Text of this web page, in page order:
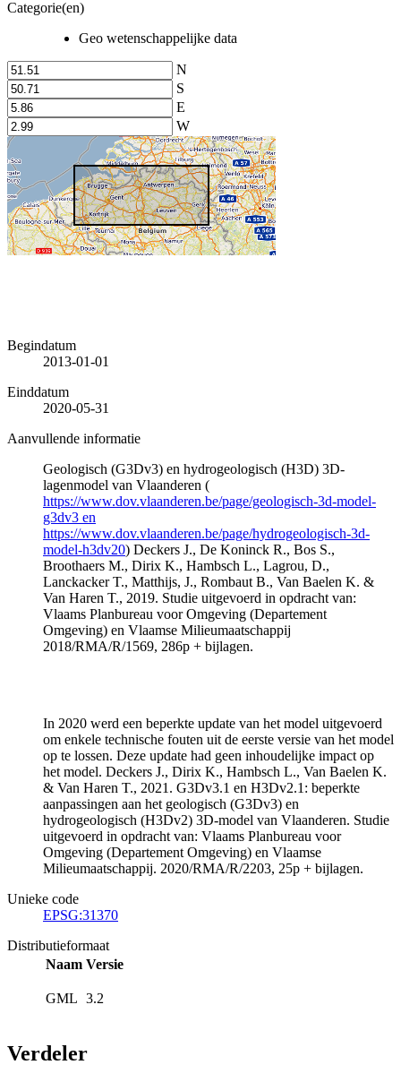
Categorie(en)
Geo wetenschappelijke data
N
S
E
W
Begindatum
2013-01-01
Einddatum
2020-05-31
Aanvullende informatie
Geologisch (G3Dv3) en hydrogeologisch (H3D) 3D-
lagenmodel van Vlaanderen (
https://www.dov.vlaanderen.be/page/geologisch-3d-model-
g3dv3 en
https://www.dov.vlaanderen.be/page/hydrogeologisch-3d-
model-h3dv20) Deckers J., De Koninck R., Bos S.,
Broothaers M., Dirix K., Hambsch L., Lagrou, D.,
Lanckacker T., Matthijs, J., Rombaut B., Van Baelen K. &
Van Haren T., 2019. Studie uitgevoerd in opdracht van:
Vlaams Planbureau voor Omgeving (Departement
Omgeving) en Vlaamse Milieumaatschappij
2018/RMA/R/1569, 286p + bijlagen.
In 2020 werd een beperkte update van het model uitgevoerd
om enkele technische fouten uit de eerste versie van het model
op te lossen. Deze update had geen inhoudelijke impact op
het model. Deckers J., Dirix K., Hambsch L., Van Baelen K.
& Van Haren T., 2021. G3Dv3.1 en H3Dv2.1: beperkte
aanpassingen aan het geologisch (G3Dv3) en
hydrogeologisch (H3Dv2) 3D-model van Vlaanderen. Studie
uitgevoerd in opdracht van: Vlaams Planbureau voor
Omgeving (Departement Omgeving) en Vlaamse
Milieumaatschappij. 2020/RMA/R/2203, 25p + bijlagen.
Unieke code
EPSG:31370
Distributieformaat
Naam Versie
GML 3.2
Verdeler